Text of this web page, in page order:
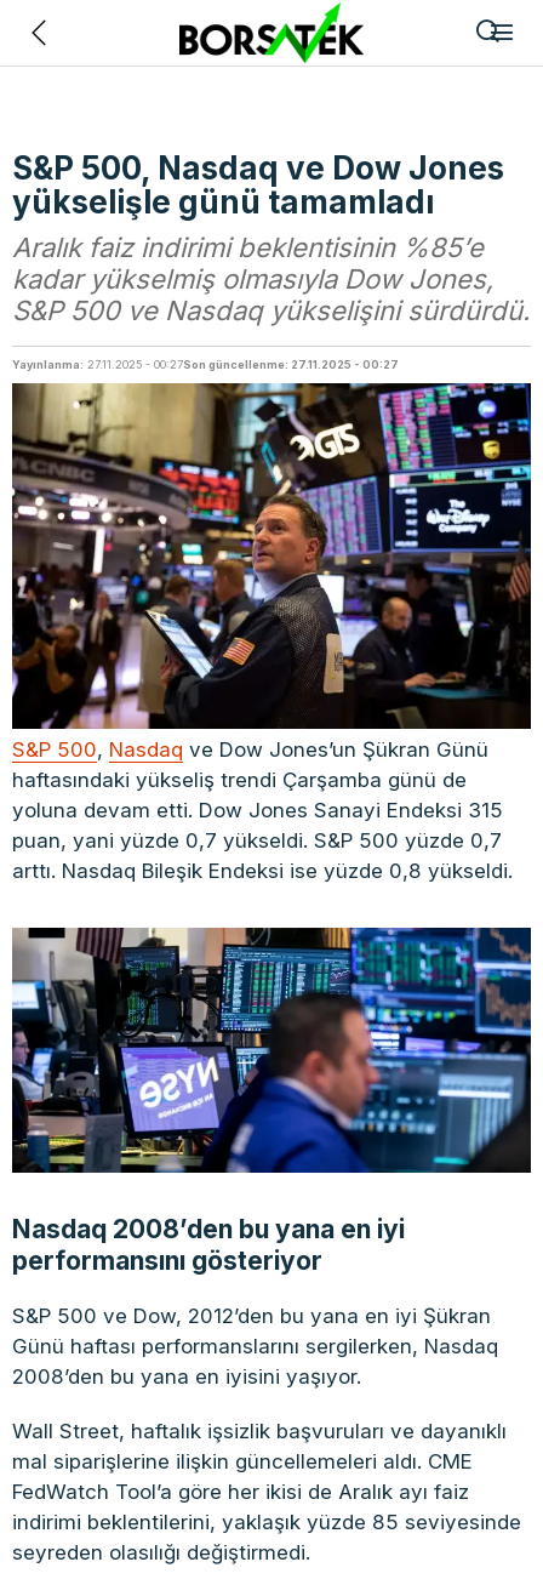
S&P 500, Nasdaq ve Dow Jones
yükselişle günü tamamladı
Aralık faiz indirimi beklentisinin %85’e
kadar yükselmiş olmasıyla Dow Jones,
S&P 500 ve Nasdaq yükselişini sürdürdü.
Yayınlanma: 27.11.2025 - 00:27Son güncellenme: 27.11.2025 - 00:27
S&P 500, Nasdaq ve Dow Jones’un Şükran Günü
haftasındaki yükseliş trendi Çarşamba günü de
yoluna devam etti. Dow Jones Sanayi Endeksi 315
puan, yani yüzde 0,7 yükseldi. S&P 500 yüzde 0,7
arttı. Nasdaq Bileşik Endeksi ise yüzde 0,8 yükseldi.
Nasdaq 2008’den bu yana en iyi
performansını gösteriyor
S&P 500 ve Dow, 2012’den bu yana en iyi Şükran
Günü haftası performanslarını sergilerken, Nasdaq
2008’den bu yana en iyisini yaşıyor.
Wall Street, haftalık işsizlik başvuruları ve dayanıklı
mal siparişlerine ilişkin güncellemeleri aldı. CME
FedWatch Tool’a göre her ikisi de Aralık ayı faiz
indirimi beklentilerini, yaklaşık yüzde 85 seviyesinde
seyreden olasılığı değiştirmedi.